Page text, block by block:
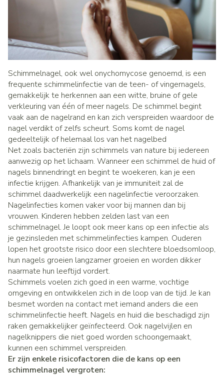
Schimmelnagel, ook wel onychomycose genoemd, is een
frequente schimmelinfectie van de teen- of vingernagels,
gemakkelijk te herkennen aan een witte, bruine of gele
verkleuring van één of meer nagels. De schimmel begint
vaak aan de nagelrand en kan zich verspreiden waardoor de
nagel verdikt of zelfs scheurt. Soms komt de nagel
gedeeltelijk of helemaal los van het nagelbed
Net zoals bacteriën zijn schimmels van nature bij iedereen
aanwezig op het lichaam. Wanneer een schimmel de huid of
nagels binnendringt en begint te woekeren, kan je een
infectie krijgen. Afhankelijk van je immuniteit zal de
schimmel daadwerkelijk een nagelinfectie veroorzaken.
Nagelinfecties komen vaker voor bij mannen dan bij
vrouwen. Kinderen hebben zelden last van een
schimmelnagel. Je loopt ook meer kans op een infectie als
je gezinsleden met schimmelinfecties kampen. Ouderen
lopen het grootste risico door een slechtere bloedsomloop,
hun nagels groeien langzamer groeien en worden dikker
naarmate hun leeftijd vordert.
Schimmels voelen zich goed in een warme, vochtige
omgeving en ontwikkelen zich in de loop van de tijd. Je kan
besmet worden na contact met iemand anders die een
schimmelinfectie heeft. Nagels en huid die beschadigd zijn
raken gemakkelijker geïnfecteerd. Ook nagelvijlen en
nagelknippers die niet goed worden schoongemaakt,
kunnen een schimmel verspreiden.
Er zijn enkele risicofactoren die de kans op een
schimmelnagel vergroten: